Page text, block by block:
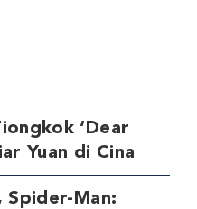
‘Dear
Yuan di Cina
Spider-Man: